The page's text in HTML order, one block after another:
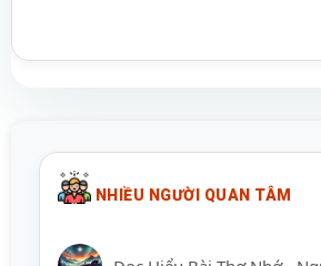
NHIỀU NGƯỜI QUAN TÂM